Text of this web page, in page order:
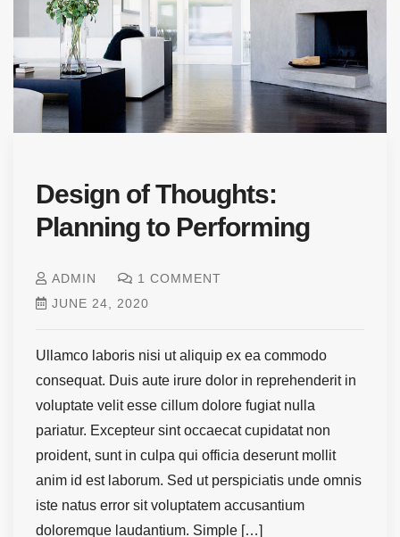
Design of Thoughts:
Planning to Performing
ADMIN
1 COMMENT
JUNE 24, 2020
Ullamco laboris nisi ut aliquip ex ea commodo
consequat. Duis aute irure dolor in reprehenderit in
voluptate velit esse cillum dolore fugiat nulla
pariatur. Excepteur sint occaecat cupidatat non
proident, sunt in culpa qui officia deserunt mollit
anim id est laborum. Sed ut perspiciatis unde omnis
iste natus error sit voluptatem accusantium
doloremque laudantium. Simple […]